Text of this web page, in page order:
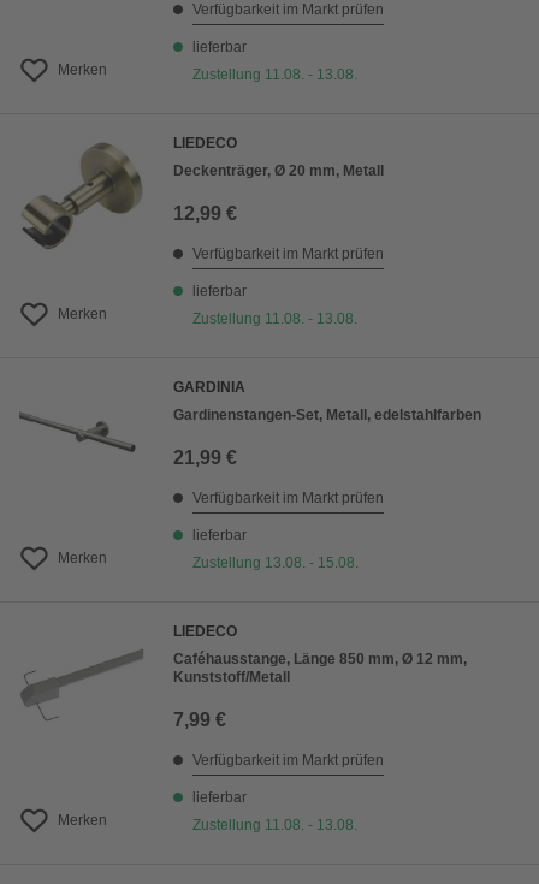
Merken
Verfügbarkeit im Markt prüfen
lieferbar
Zustellung 11.08. - 13.08.
Merken
LIEDECO
Deckenträger, Ø 20 mm, Metall
12,99 €
Verfügbarkeit im Markt prüfen
lieferbar
Zustellung 11.08. - 13.08.
Merken
GARDINIA
Gardinenstangen-Set, Metall, edelstahlfarben
21,99 €
Verfügbarkeit im Markt prüfen
lieferbar
Zustellung 13.08. - 15.08.
Merken
LIEDECO
Caféhausstange, Länge 850 mm, Ø 12 mm,
Kunststoff/Metall
7,99 €
Verfügbarkeit im Markt prüfen
lieferbar
Zustellung 11.08. - 13.08.